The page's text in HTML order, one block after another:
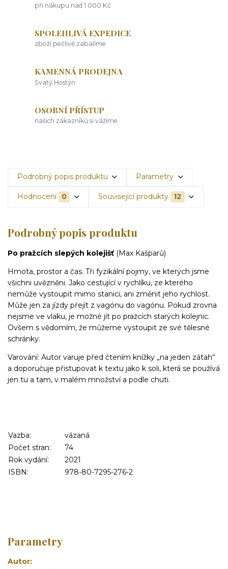
při nákupu nad 1 000 Kč
SPOLEHLIVÁ EXPEDICE
zboží pečlivě zabalíme
KAMENNÁ PRODEJNA
Svatý Hostýn
OSOBNÍ PŘÍSTUP
našich zákazníků si vážíme
Podrobný popis produktu Parametry
Hodnocení 0 Související produkty 12
Podrobný popis produktu
Po pražcích slepých kolejišť (Max Kašparů)
Hmota, prostor a čas. Tři fyzikální pojmy, ve kterých jsme
všichni uvězněni. Jako cestující v rychlíku, ze kterého
nemůže vystoupit mimo stanici, ani změnit jeho rychlost.
Může jen za jízdy přejít z vagónu do vagónu. Pokud zrovna
nejsme ve vlaku, je možné jít po pražcích starých kolejnic.
Ovšem s vědomím, že můžeme vystoupit ze své tělesné
schránky.
Varování: Autor varuje před čtením knížky „na jeden zátah“
a doporučuje přistupovat k textu jako k soli, která se používá
jen tu a tam, v malém množství a podle chuti.
Vazba:
vázaná
Počet stran:
74
Rok vydání:
2021
ISBN:
978-80-7295-276-2
Parametry
Autor